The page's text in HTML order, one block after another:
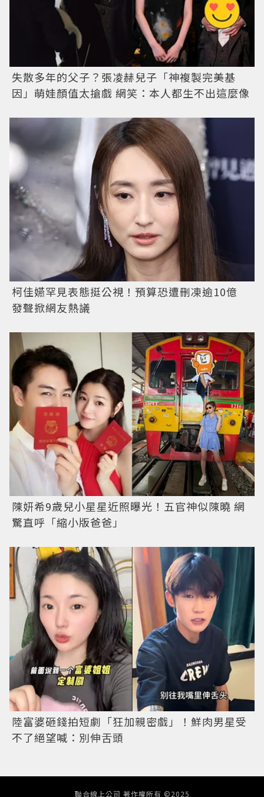
失散多年的父子？張凌赫兒子「神複製完美基
因」萌娃顏值太搶戲 網笑：本人都生不出這麼像
柯佳嬿罕見表態挺公視！預算恐遭刪凍逾10億
發聲掀網友熱議
陳妍希9歲兒小星星近照曝光！五官神似陳曉 網
驚直呼「縮小版爸爸」
陸富婆砸錢拍短劇「狂加親密戲」！鮮肉男星受
不了絕望喊：別伸舌頭
聯合線上公司 著作權所有 ©2025